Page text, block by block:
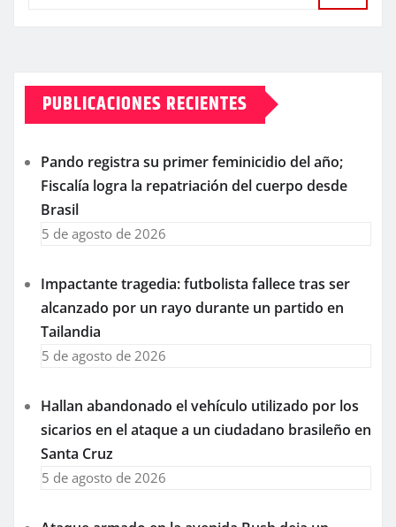
PUBLICACIONES RECIENTES
Pando registra su primer feminicidio del año;
Fiscalía logra la repatriación del cuerpo desde
Brasil
5 de agosto de 2026
Impactante tragedia: futbolista fallece tras ser
alcanzado por un rayo durante un partido en
Tailandia
5 de agosto de 2026
Hallan abandonado el vehículo utilizado por los
sicarios en el ataque a un ciudadano brasileño en
Santa Cruz
5 de agosto de 2026